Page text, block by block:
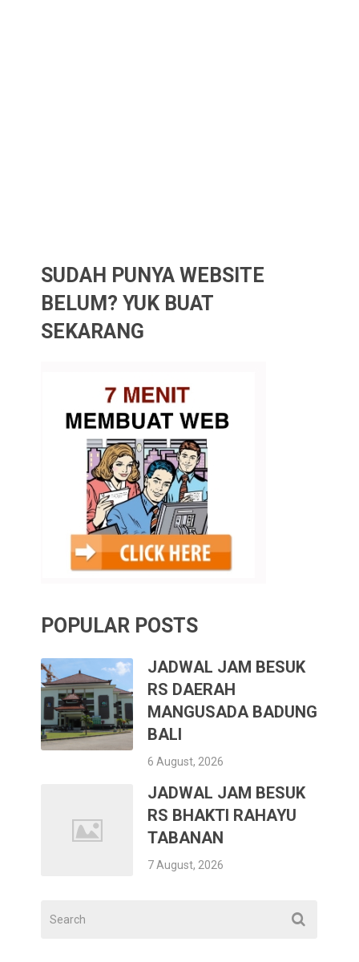
SUDAH PUNYA WEBSITE
BELUM? YUK BUAT
SEKARANG
POPULAR POSTS
JADWAL JAM BESUK
RS DAERAH
MANGUSADA BADUNG
BALI
6 August, 2026
JADWAL JAM BESUK
RS BHAKTI RAHAYU
TABANAN
7 August, 2026